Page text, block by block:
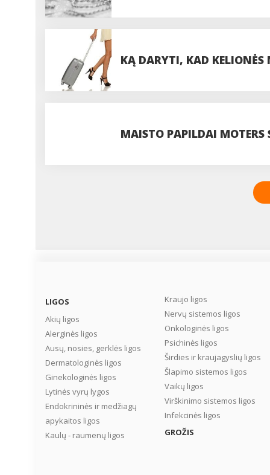
KĄ DARYTI, KAD KELIONĖS
MAISTO PAPILDAI
LIGOS
Akių ligos
Alerginės ligos
Ausų, nosies, gerklės ligos
Dermatologinės ligos
Ginekologinės ligos
Lytinės vyrų lygos
Endokrininės ir medžiagų
apykaitos ligos
Kaulų - raumenų ligos
Kraujo ligos
Nervų sistemos ligos
Onkologinės ligos
Psichinės ligos
Širdies ir kraujagyslių ligos
Šlapimo sistemos ligos
Vaikų ligos
Virškinimo sistemos ligos
Infekcinės ligos
GROŽIS